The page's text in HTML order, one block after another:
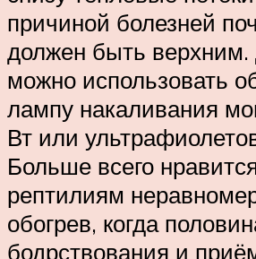
причиной болезней
должен быть верхним.
можно использовать
лампу накаливания
Вт или
Больше всего
рептилиям
обогрев, когда
бодрствования и